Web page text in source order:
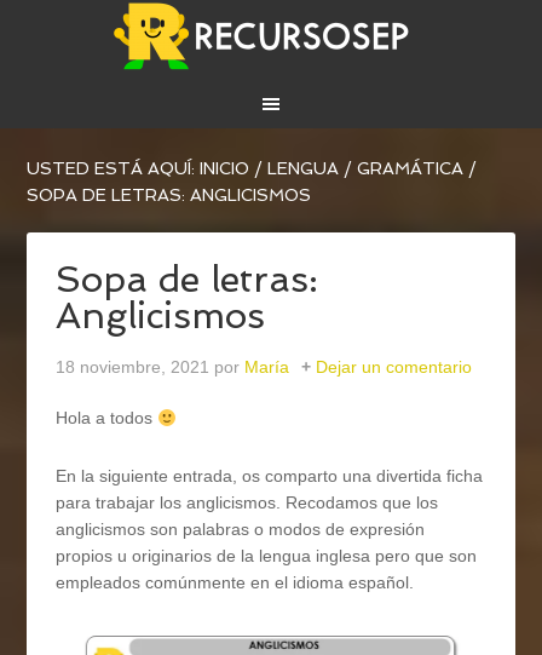
USTED ESTÁ AQUÍ:INICIO / LENGUA / GRAMÁTICA /
SOPA DE LETRAS: ANGLICISMOS
Sopa de letras:
Anglicismos
18 noviembre, 2021 por María Dejar un comentario
Hola a todos
En la siguiente entrada, os comparto una divertida ficha
para trabajar los anglicismos. Recodamos que los
anglicismos son palabras o modos de expresión
propios u originarios de la lengua inglesa pero que son
empleados comúnmente en el idioma español.